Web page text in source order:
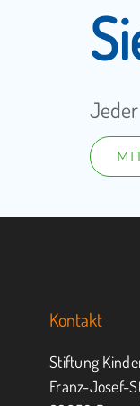
Kontakt
Stiftung
Franz-Josef-